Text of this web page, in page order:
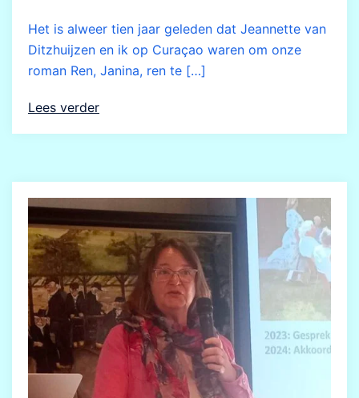
Het is alweer tien jaar geleden dat Jeannette van
Ditzhuijzen en ik op Curaçao waren om onze
roman Ren, Janina, ren te […]
Lees verder